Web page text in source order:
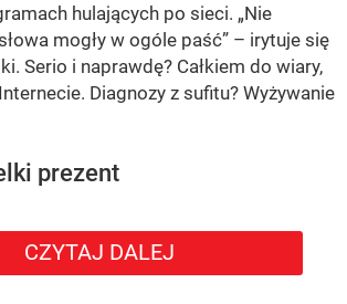
hulających po sieci. „Nie
mogły w ogóle paść” – irytuje się
Serio i naprawdę? Całkiem do wiary,
Diagnozy z sufitu? Wyżywanie
prezent
CZYTAJ DALEJ